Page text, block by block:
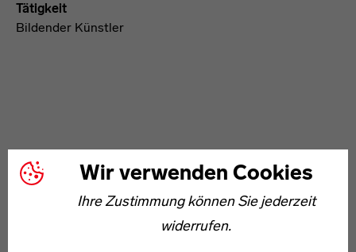
Wir verwenden Cookies
Ihre Zustimmung können Sie jederzeit
widerrufen.
Tätigkeit
Bildender Künstler
WEITERE ARTIKEL ZUM THEMA